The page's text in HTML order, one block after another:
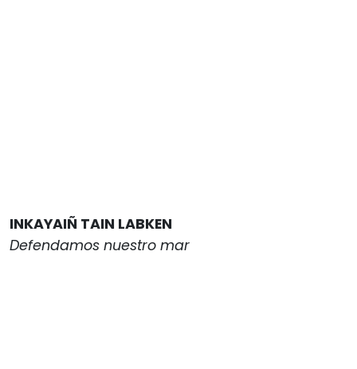
INKAYAIÑ TAIN LABKEN
Defendamos nuestro mar